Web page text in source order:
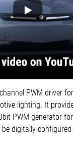
PWM driver
lighting. It
PWM generator
digitally